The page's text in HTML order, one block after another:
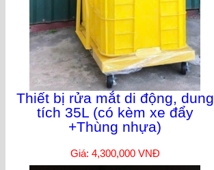
Thiết bị rửa mắt di động, dung
tích 35L (có kèm xe đẩy
+Thùng nhựa)
Giá: 4,300,000 VNĐ